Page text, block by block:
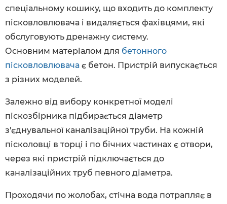
спеціальному кошику, що входить до комплекту
пісковловлювача і видаляється фахівцями, які
обслуговують дренажну систему.
Основним матеріалом для бетонного
пісковловлювача є бетон. Пристрій випускається
з різних моделей.
Залежно від вибору конкретної моделі
піскозбірника підбирається діаметр
з'єднувальної каналізаційної труби. На кожній
пісколовці в торці і по бічних частинах є отвори,
через які пристрій підключається до
каналізаційних труб певного діаметра.
Проходячи по жолобах, стічна вода потрапляє в